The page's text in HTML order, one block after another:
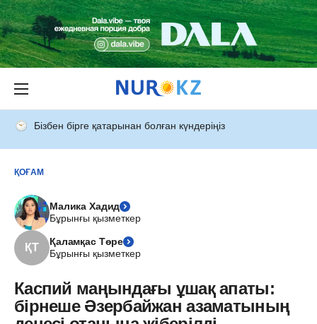
Бізбен бірге қатарынан болған күндеріңіз
ҚОҒАМ
Малика Хадид
Бұрынғы қызметкер
ҚТ
Қаламқас Төре
Бұрынғы қызметкер
Каспий маңындағы ұшақ апаты:
бірнеше Әзербайжан азаматының